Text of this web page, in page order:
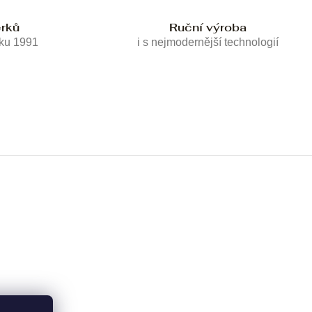
1991
Ruční výroba
i s nejmodernější technologií